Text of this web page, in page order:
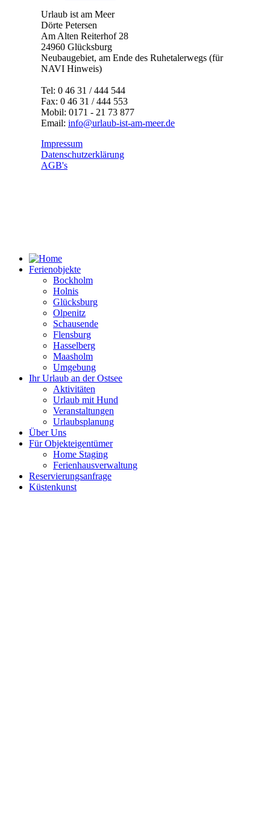
Urlaub ist am Meer
Dörte Petersen
Am Alten Reiterhof 28
24960 Glücksburg
Neubaugebiet, am Ende des Ruhetalerwegs (für
NAVI Hinweis)
Tel: 0 46 31 / 444 544
Fax: 0 46 31 / 444 553
Mobil: 0171 - 21 73 877
Email: info@urlaub-ist-am-meer.de
Impressum
Datenschutzerklärung
AGB's
Ferienobjekte
Bockholm
Holnis
Glücksburg
Olpenitz
Schausende
Flensburg
Hasselberg
Maasholm
Umgebung
Ihr Urlaub an der Ostsee
Aktivitäten
Urlaub mit Hund
Veranstaltungen
Urlaubsplanung
Über Uns
Für Objekteigentümer
Home Staging
Ferienhausverwaltung
Reservierungsanfrage
Küstenkunst